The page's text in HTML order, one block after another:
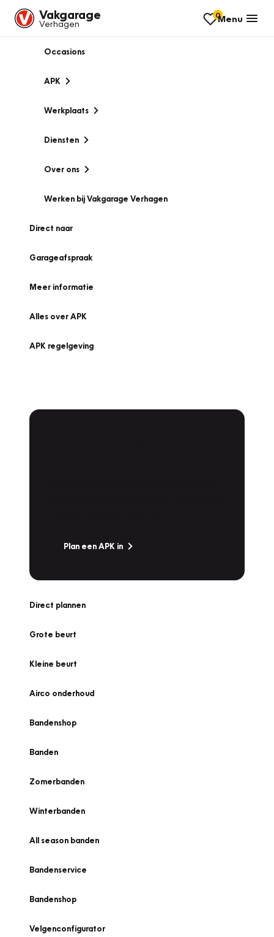
Vakgarage
Verhagen
0Menu
Occasions
APK
Werkplaats
Diensten
Over ons
Werken bij Vakgarage Verhagen
Direct naar
Garageafspraak
Meer informatie
Alles over APK
APK regelgeving
Plan een APK in
Direct plannen
Grote beurt
Kleine beurt
Airco onderhoud
Bandenshop
Banden
Zomerbanden
Winterbanden
All season banden
Bandenservice
Bandenshop
Velgenconfigurator